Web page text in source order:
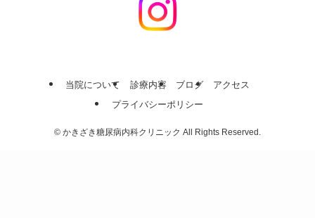
当院について 診療内容 ブログ
アクセス
プライバシーポリシー
© かきざき糖尿病内科クリニック All Rights Reserved.